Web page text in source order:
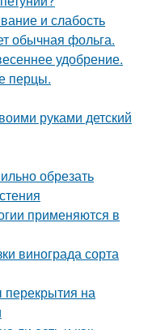
и слабость
обычная фольга.
удобрение.
перцы.
руками детский
обрезать
применяются в
винограда сорта
перекрытия на